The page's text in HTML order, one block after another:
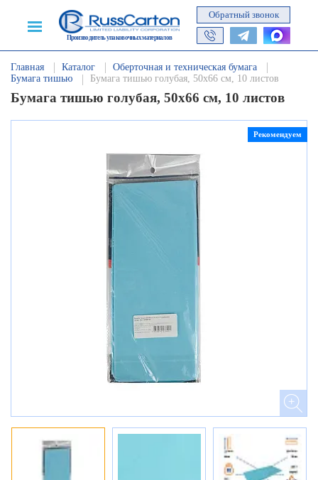
Производитель упаковочных материалов
Обратный звонок
Главная Каталог
Оберточная и техническая бумага
Бумага тишью
Бумага тишью голубая, 50х66 см, 10 листов
Бумага тишью голубая, 50х66 см, 10 листов
Рекомендуем